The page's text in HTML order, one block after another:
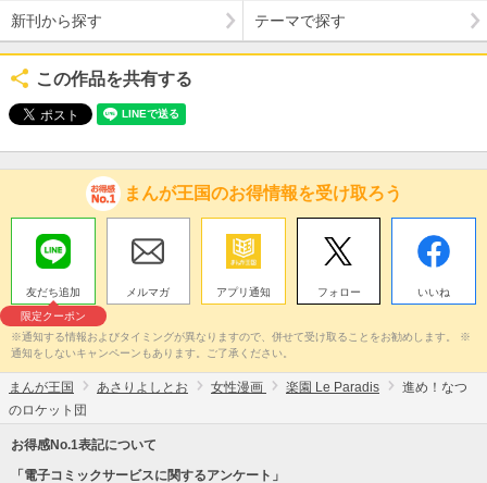
新刊から探す テーマで探す
この作品を共有する
まんが王国のお得情報を受け取ろう
友だち追加
限定クーポン
メルマガ アプリ通知 フォロー いいね
※通知する情報およびタイミングが異なりますので、併せて受け取ることをお勧めします。 ※
通知をしないキャンペーンもあります。ご了承ください。
まんが王国 あさりよしとお 女性漫画 楽園 Le Paradis
進め！なつ
のロケット団
お得感No.1表記について
「電子コミックサービスに関するアンケート」